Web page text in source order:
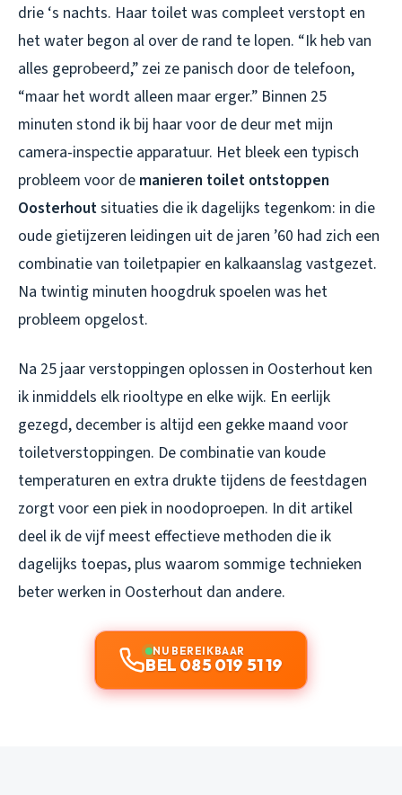
drie ‘s nachts. Haar toilet was compleet verstopt en
het water begon al over de rand te lopen. “Ik heb van
alles geprobeerd,” zei ze panisch door de telefoon,
“maar het wordt alleen maar erger.” Binnen 25
minuten stond ik bij haar voor de deur met mijn
camera-inspectie apparatuur. Het bleek een typisch
probleem voor de manieren toilet ontstoppen
Oosterhoutsituaties die ik dagelijks tegenkom: in die
oude gietijzeren leidingen uit de jaren ’60 had zich een
combinatie van toiletpapier en kalkaanslag vastgezet.
Na twintig minuten hoogdruk spoelen was het
probleem opgelost.
Na 25 jaar verstoppingen oplossen in Oosterhout ken
ik inmiddels elk riooltype en elke wijk. En eerlijk
gezegd, december is altijd een gekke maand voor
toiletverstopp­ingen. De combinatie van koude
temperaturen en extra drukte tijdens de feestdagen
zorgt voor een piek in noodoproepen. In dit artikel
deel ik de vijf meest effectieve methoden die ik
dagelijks toepas, plus waarom sommige technieken
beter werken in Oosterhout dan andere.
NU BEREIKBAAR
BEL 085 019 51 19